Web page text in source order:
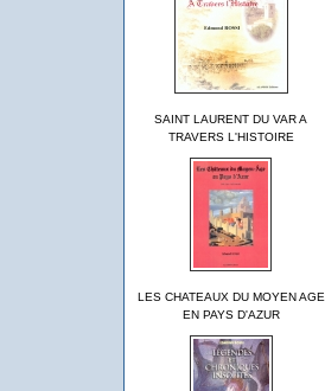
SAINT LAURENT DU VAR A
TRAVERS L'HISTOIRE
LES CHATEAUX DU MOYEN AGE
EN PAYS D'AZUR